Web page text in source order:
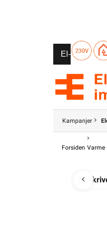
El-
Kampanjer
Forsiden Varme